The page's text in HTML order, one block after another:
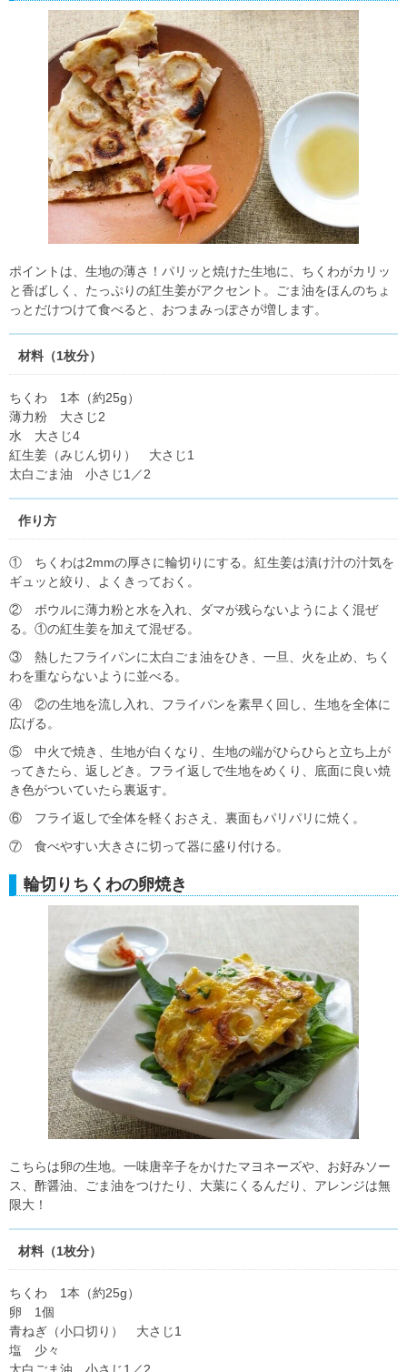
ポイントは、生地の薄さ！パリッと焼けた生地に、ちくわがカリッ
と香ばしく、たっぷりの紅生姜がアクセント。ごま油をほんのちょ
っとだけつけて食べると、おつまみっぽさが増します。
材料（1枚分）
ちくわ 1本（約25g）
薄力粉 大さじ2
水 大さじ4
紅生姜（みじん切り） 大さじ1
太白ごま油 小さじ1／2
作り方
① ちくわは2mmの厚さに輪切りにする。紅生姜は漬け汁の汁気を
ギュッと絞り、よくきっておく。
② ボウルに薄力粉と水を入れ、ダマが残らないようによく混ぜ
る。①の紅生姜を加えて混ぜる。
③ 熱したフライパンに太白ごま油をひき、一旦、火を止め、ちく
わを重ならないように並べる。
④ ②の生地を流し入れ、フライパンを素早く回し、生地を全体に
広げる。
⑤ 中火で焼き、生地が白くなり、生地の端がひらひらと立ち上が
ってきたら、返しどき。フライ返しで生地をめくり、底面に良い焼
き色がついていたら裏返す。
⑥ フライ返しで全体を軽くおさえ、裏面もパリパリに焼く。
⑦ 食べやすい大きさに切って器に盛り付ける。
輪切りちくわの卵焼き
こちらは卵の生地。一味唐辛子をかけたマヨネーズや、お好みソー
ス、酢醤油、ごま油をつけたり、大葉にくるんだり、アレンジは無
限大！
材料（1枚分）
ちくわ 1本（約25g）
卵 1個
青ねぎ（小口切り） 大さじ1
塩 少々